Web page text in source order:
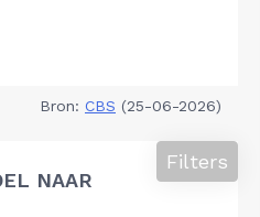
Bron: CBS (25-06-2026)
NAAR
Filters